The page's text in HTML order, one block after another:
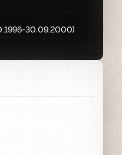
30.09.2000)